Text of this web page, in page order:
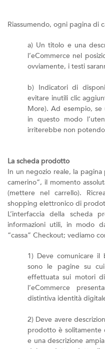
Riassumendo, ogni pagina di
a) Un titolo e una
l’eCommerce nel
ovviamente, i testi
b) Indicatori di
evitare inutili clic
More). Ad esempio,
in questo modo
irriterebbe non
La scheda prodotto
In un negozio reale, la
camerino”, il momento
(mettere nel carrello).
shopping elettronico di
L’interfaccia della scheda
informazioni utili, in modo
“cassa” Checkout; vediamo
1) Deve comunicare il
sono le pagine su
effettuata sui motori
l’eCommerce
distintiva identità
2) Deve avere
prodotto è solitamente
e una descrizione